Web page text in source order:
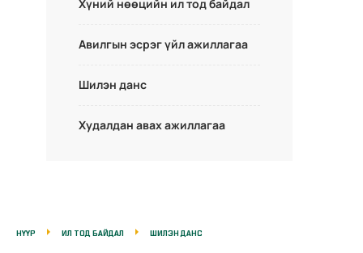
Хүний нөөцийн ил тод байдал
Авилгын эсрэг үйл ажиллагаа
Шилэн данс
Худалдан авах ажиллагаа
НҮҮР ИЛ ТОД БАЙДАЛ ШИЛЭН ДАНС